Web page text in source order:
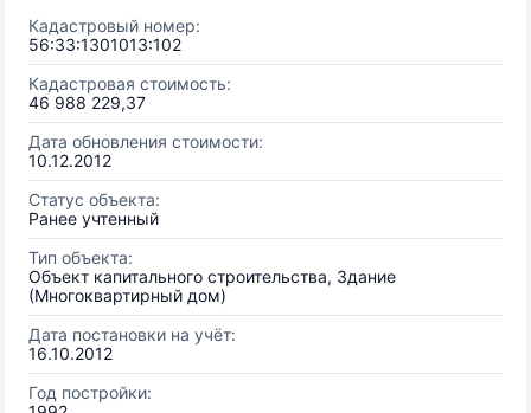
Кадастровый номер:
56:33:1301013:102
Кадастровая стоимость:
46 988 229,37
Дата обновления стоимости:
10.12.2012
Статус объекта:
Ранее учтенный
Тип объекта:
Объект капитального строительства, Здание
(Многоквартирный дом)
Дата постановки на учёт:
16.10.2012
Год постройки: